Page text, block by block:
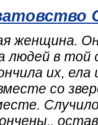
женщина.
людей в той
их, ела
со